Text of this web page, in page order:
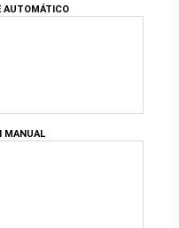
AUTOMÁTICO
MANUAL